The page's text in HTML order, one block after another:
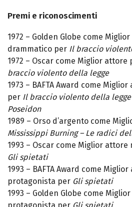
Premi e riconoscimenti
1972 – Golden Globe come
drammatico per Il braccio
1972 – Oscar come Miglior
braccio violento della legge
1973 – BAFTA Award come
per Il braccio violento della legge
Poseidon
1989 – Orso d’argento come
Mississippi Burning – Le radici
1993 – Oscar come Miglior
Gli spietati
1993 – BAFTA Award come
protagonista per Gli spietati
1993 – Golden Globe come